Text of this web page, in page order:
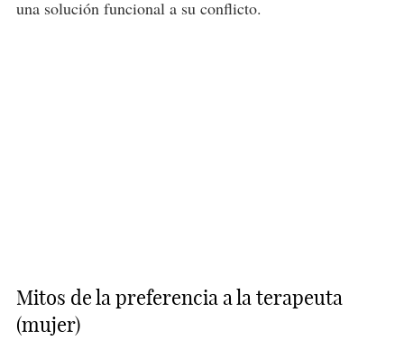
una solución funcional a su conflicto.
Mitos de la preferencia a la terapeuta
(mujer)